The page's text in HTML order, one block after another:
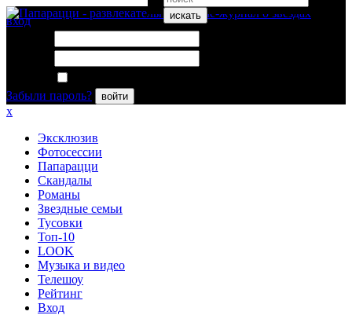
искать
вход
Забыли пароль?
войти
x
Эксклюзив
Фотосессии
Папарацци
Скандалы
Романы
Звездные семьи
Тусовки
Топ-10
LOOK
Музыка и видео
Телешоу
Рейтинг
Вход